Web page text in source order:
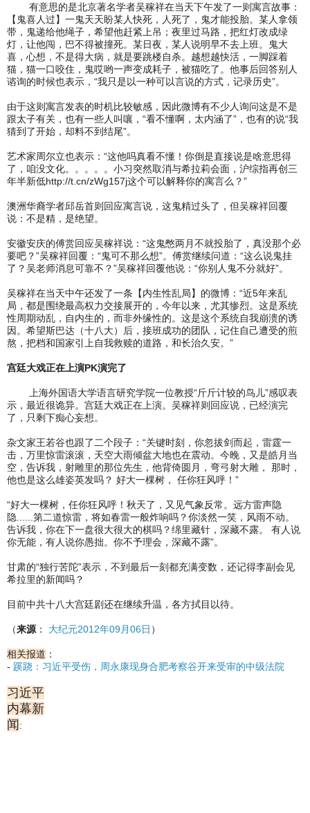
有意思的是北京著名学者吴稼祥在当天下午发了一则寓言故事：
【鬼喜人过】一鬼天天盼某人快死，人死了，鬼才能投胎。某人拿领
带，鬼递给他绳子，希望他赶紧上吊；夜里过马路，把红灯改成绿
灯，让他闯，巴不得被撞死。某日夜，某人说明早不去上班。鬼大
喜，心想，不是得大病，就是要跳楼自杀。越想越快活，一脚踩着
猫，猫一口咬住，鬼哎哟一声变成耗子，被猫吃了。他事后回答别人
谘询的时候也表示，“我只是以一种可以言说的方式，记录历史”。
由于这则寓言发表的时机比较敏感，因此微博有不少人询问这是不是
跟太子有关，也有一些人叫嚷，“看不懂啊，太内涵了”，也有的说“我
猜到了开始，却料不到结尾”。
艺术家周尔立也表示：“这他吗真看不懂！你倒是直接说是啥意思得
了，咱没文化。。。。。小习突然取消与希拉莉会面，沪综指再创三
年半新低http://t.cn/zWg157j这个可以解释你的寓言么？”
澳洲华裔学者邱岳首则回应寓言说，这鬼精过头了，但吴稼祥回覆
说：不是精，是绝望。
安徽安庆的傅赏回应吴稼祥说：“这鬼憋两月不就投胎了，真没那个必
要吧？”吴稼祥回覆：“鬼可不那么想”。傅赏继续问道：“这么说鬼挂
了？吴老师消息可靠不？”吴稼祥回覆他说：“你别人鬼不分就好”。
吴稼祥在当天中午还发了一条【内生性乱局】的微博：“近5年来乱
局，都是围绕最高权力交接展开的，今年以来，尤其惨烈。这是系统
性周期动乱，自内生的，而非外缘性的。这是这个系统自我崩溃的诱
因。希望斯巴达（十八大）后，接班成功的团队，记住自己遭受的煎
熬，把档和国家引上自我救赎的道路，和长治久安。”
宫廷大戏正在上演PK演完了
上海外国语大学语言研究学院一位教授“斤斤计较的鸟儿”感叹表
示，最近很诡异。宫廷大戏正在上演。吴稼祥则回应说，已经演完
了，只剩下痴心妄想。
杂文家王若谷也跟了二个段子：“关键时刻，你忽拔剑而起，雷霆一
击，万里惊雷滚滚，天空大雨倾盆大地也在震动。今晚，又是皓月当
空，告诉我，射雕里的那位先生，他背倚圆月，弯弓射大雕， 那时，
他也是这么雄姿英发吗？ 好大一棵树， 任你狂风呼！”
“好大一棵树，任你狂风呼！秋天了，又见气象反常。远方雷声隐
隐......第二道惊雷，将如春雷一般炸响吗？你淡然一笑，风雨不动。
告诉我，你在下一盘很大很大的棋吗？绵里藏针，深藏不露。 有人说
你无能，有人说你愚拙。你不予理会，深藏不露”。
甘肃的“独行苦陀”表示，不到最后一刻都充满变数，还记得李副会见
希拉里的新闻吗？
目前中共十八大宫廷剧还在继续升温，各方拭目以待。
（来源 ： 大纪元2012年09月06日 ）
相关报道 ：
- 蹊跷：习近平受伤，周永康现身合肥考察谷开来受审的中级法院
习近平
内幕新
闻: